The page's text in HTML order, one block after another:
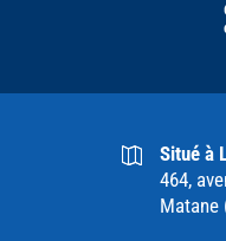
Situé à
464,
Matane